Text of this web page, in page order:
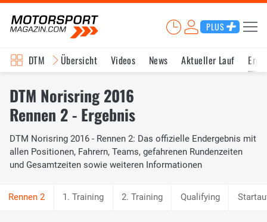
PLUS
DTM Übersicht Videos News Aktueller Lauf
DTM Norisring 2016
Rennen 2 - Ergebnis
DTM Norisring 2016 - Rennen 2: Das offizielle Endergebnis mit
allen Positionen, Fahrern, Teams, gefahrenen Rundenzeiten
und Gesamtzeiten sowie weiteren Informationen
1. Training 2. Training Qualifying